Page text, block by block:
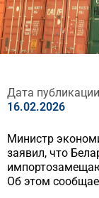
Дата
16.02.2026
Министр
заявил, что
Об этом